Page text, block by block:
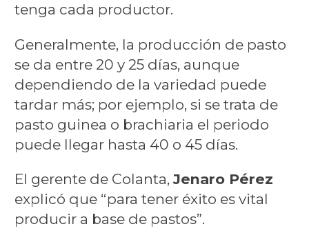
tenga cada productor.
Generalmente, la producción de pasto
se da entre 20 y 25 días, aunque
dependiendo de la variedad puede
tardar más; por ejemplo, si se trata de
pasto guinea o brachiaria el periodo
puede llegar hasta 40 o 45 días.
El gerente de Colanta,Jenaro Pérez
explicó que “para tener éxito es vital
producir a base de pastos”.